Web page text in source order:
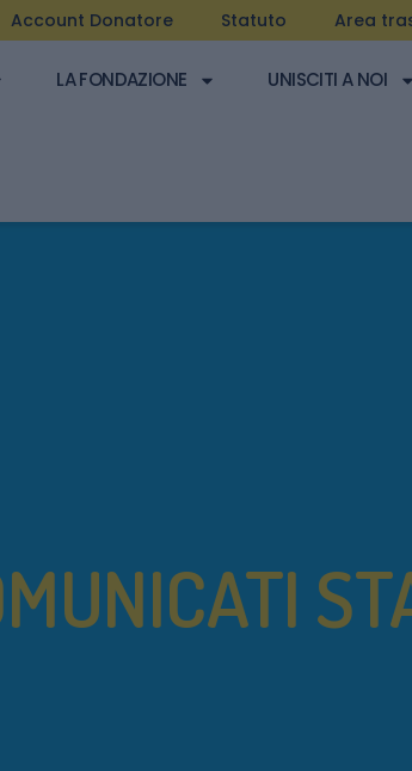
Account Donatore Statuto Area
LA FONDAZIONE UNISCITI A NOI